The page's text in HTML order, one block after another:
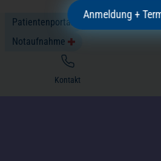
Patientenportal
Notaufnahme
Kontakt
Anmeldung +